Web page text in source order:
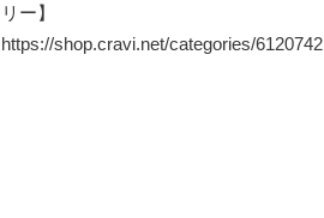
リー】
https://shop.cravi.net/categories/6120742